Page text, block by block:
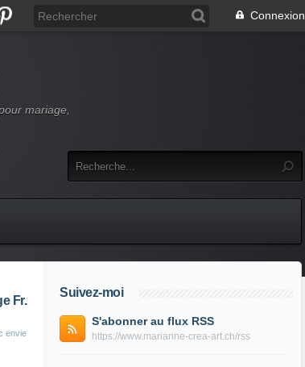
Connexion
mariage,
Fr.
envie
Suivez-moi
S'abonner au flux RSS
https://www.marianne-crea-art.ch/rss